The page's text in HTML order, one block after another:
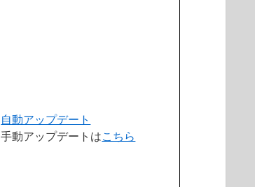
自動アップデート
手動アップデートはこちら